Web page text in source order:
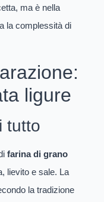
ma è nella
la complessità di
ligure
tutto
farina di grano
lievito e sale. La
la tradizione